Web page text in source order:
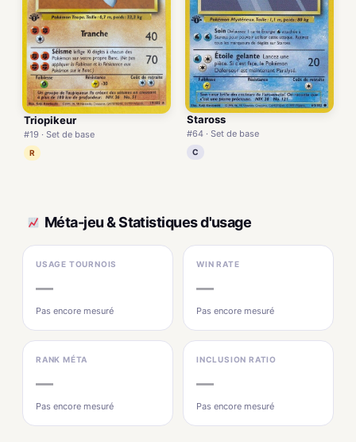
Triopikeur
#19 · Set de base
R
Staross
#64 · Set de base
C
Méta-jeu & Statistiques d'usage
USAGE TOURNOIS
—
Pas encore mesuré
WIN RATE
—
Pas encore mesuré
RANK MÉTA
—
Pas encore mesuré
INCLUSION RATIO
—
Pas encore mesuré